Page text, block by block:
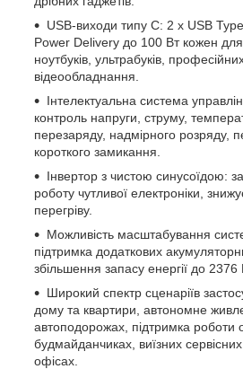
USB-виходи типу C: 2 x USB
Power Delivery до 100 Вт кожен
ноутбуків, ультрабуків,
відеообладнання.
Інтелектуальна система
контроль напруги, струму,
перезаряду, надмірного розряду,
короткого замикання.
Інвертор з чистою синусоїдою:
роботу чутливої електроніки,
перегріву.
Можливість масштабування
підтримка додаткових
збільшення запасу енергії до 2376
Широкий спектр сценаріїв
дому та квартири, автономне
автоподорожах, підтримка роботи
будмайданчиках, виїзних
офісах.